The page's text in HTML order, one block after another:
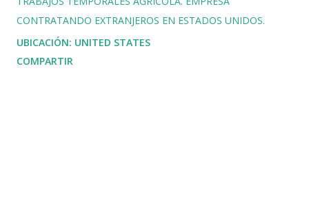
CONTRATANDO EXTRANJEROS EN ESTADOS UNIDOS.
UBICACIÓN: UNITED STATES
COMPARTIR